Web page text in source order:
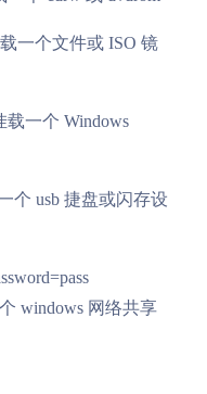
载一个文件或 ISO 镜
载一个 Windows
个 usb 捷盘或闪存设
windows 网络共享